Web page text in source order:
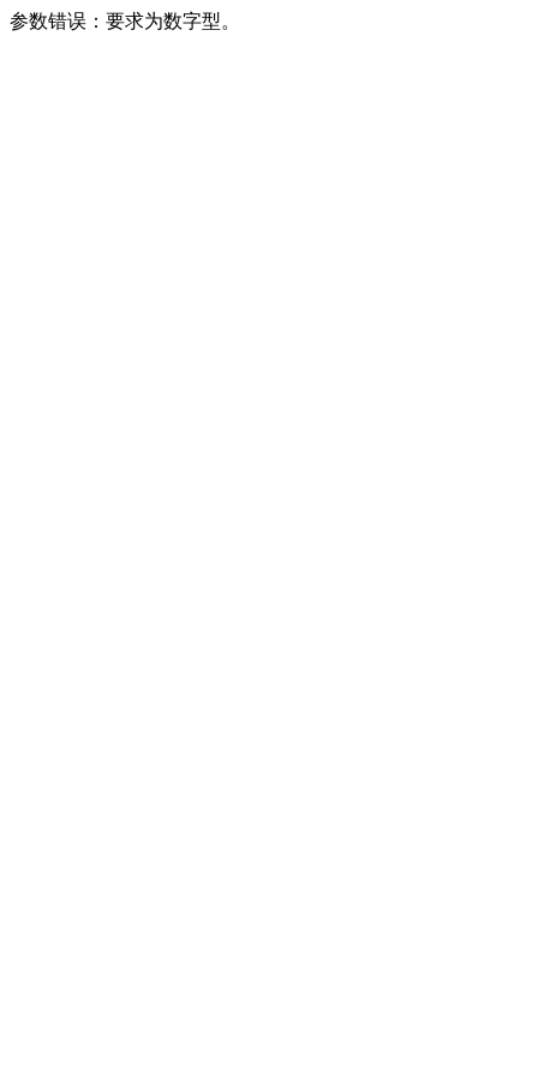
参数错误：要求为数字型。